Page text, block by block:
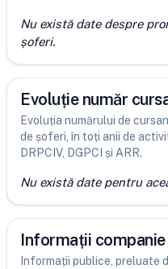
Nu există date despre
șoferi.
Evoluție număr
Evoluția numărului de
de șoferi, în toți anii de
DRPCIV, DGPCI și ARR.
Nu există date pentru
Informații companie
Informații publice, preluate